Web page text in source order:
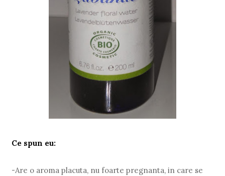
Ce spun eu:
-Are o aroma placuta, nu foarte pregnanta, in care se